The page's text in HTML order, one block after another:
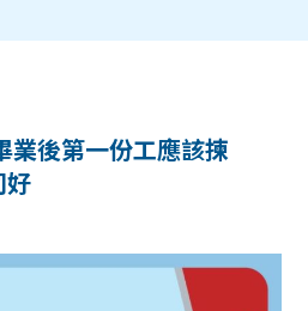
業後第一份工應該揀
好